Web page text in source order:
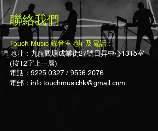
聯絡我們
Touch Music 錄音室地址及電話 :
地址：九龍觀塘成業街27號日昇中心1315室
(按12字上一層)
電話：9225 0327 / 9556 2076
​​電郵： info.touchmusichk@gmail.com